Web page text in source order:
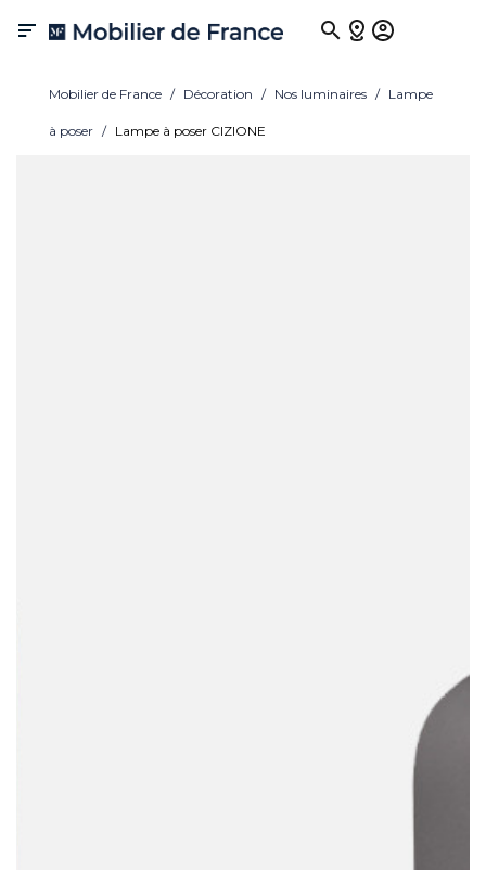

Mobilier de France Décoration Nos luminaires Lampe
à poser Lampe à poser CIZIONE